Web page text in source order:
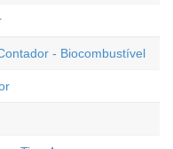
- Biocombustível